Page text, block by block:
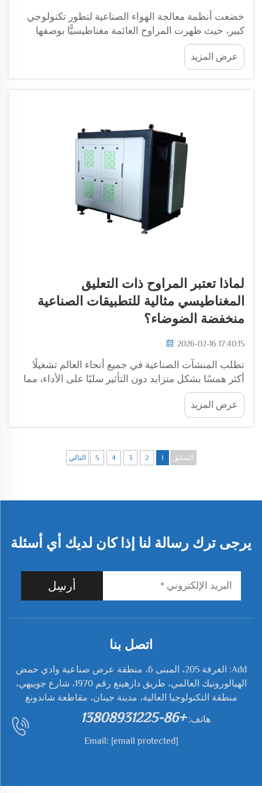
خضعت أنظمة معالجة الهواء الصناعية لتطور تكنولوجي
كبير، حيث ظهرت المراوح العائمة مغناطيسيًّا بوصفها
بديلاً ثوريًّا لتكنولوجيات المراوح التقليدية. وتستخدم هذه
الأنظمة المتقدمة محامل مغناطيسية بدلًا من...
عرض المزيد
لماذا تعتبر المراوح ذات التعليق
المغناطيسي مثالية للتطبيقات الصناعية
منخفضة الضوضاء؟
2026-02-16 17:40:15
تطلب المنشآت الصناعية في جميع أنحاء العالم تشغيلًا
أكثر همسًا بشكل متزايد دون التأثير سلبًا على الأداء، مما
يدفع إلى اعتماد تقنيات متقدمة لتحريك الهواء. ومن بين
هذه الابتكارات، برزت المراوح ذات التعليق المغناطيسي
باعتبارها الخيار المفضل...
عرض المزيد
السابق 1
2
3
4
5 التالي
يرجى ترك رسالة لنا إذا كان لديك أي أسئلة
أرسِل
اتصل بنا
Add: الغرفة 205، المبنى 6، منطقة عرض صناعية وادي حمض
الهيالورونيك العالمي، طريق دازهينغ رقم 1970، شارع جوييهي،
منطقة التكنولوجيا العالية، مدينة جينان، مقاطعة شاندونغ
هاتف: +86-13808931225
Email: [email protected]